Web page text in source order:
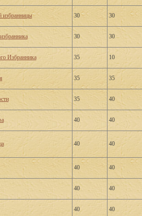
избранницы 30 30
30 30
Избранника 35 10
35 35
35 40
40 40
40 40
40 40
40 40
40 40